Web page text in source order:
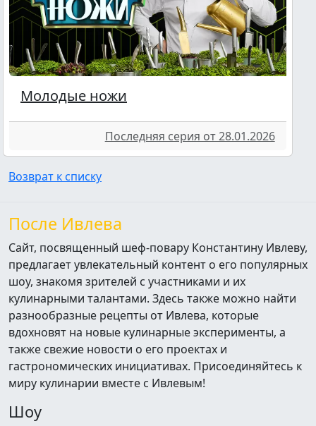
Молодые ножи
Последняя серия от 28.01.2026
Возврат к списку
После Ивлева
Сайт, посвященный шеф-повару Константину Ивлеву,
предлагает увлекательный контент о его популярных
шоу, знакомя зрителей с участниками и их
кулинарными талантами. Здесь также можно найти
разнообразные рецепты от Ивлева, которые
вдохновят на новые кулинарные эксперименты, а
также свежие новости о его проектах и
гастрономических инициативах. Присоединяйтесь к
миру кулинарии вместе с Ивлевым!
Шоу